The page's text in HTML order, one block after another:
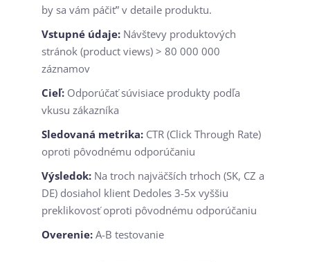
by sa vám páčiť” v detaile produktu.
Vstupné údaje: Návštevy produktových
stránok (product views) > 80 000 000
záznamov
Cieľ: Odporúčať súvisiace produkty podľa
vkusu zákazníka
Sledovaná metrika: CTR (Click Through Rate)
oproti pôvodnému odporúčaniu
Výsledok: Na troch najväčších trhoch (SK, CZ a
DE) dosiahol klient Dedoles 3-5x vyššiu
preklikovosť oproti pôvodnému odporúčaniu
Overenie: A-B testovanie